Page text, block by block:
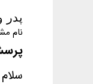
پدر
نام